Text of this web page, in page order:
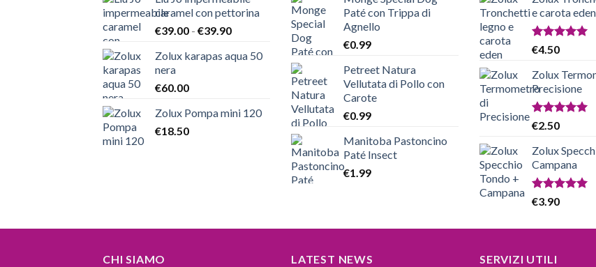
caramel con pettorina
€39.00 - €39.90Fascia
prezzo:
€39.90
Zolux karapas aqua 50
nera
€60.00
Zolux Pompa mini 120
€18.50
Paté con Trippa di
Agnello
€0.99
Petreet Natura
Vellutata di Pollo con
Carote
€0.99
Manitoba Pastoncino
Paté Insect
€1.99
e carota eden
Valutato
€4.50
Zolux
Precisione
Valutato
€2.50
Zolux
Campana
Valutato
€3.90
CHI SIAMO LATEST NEWS SERVIZI UTILI